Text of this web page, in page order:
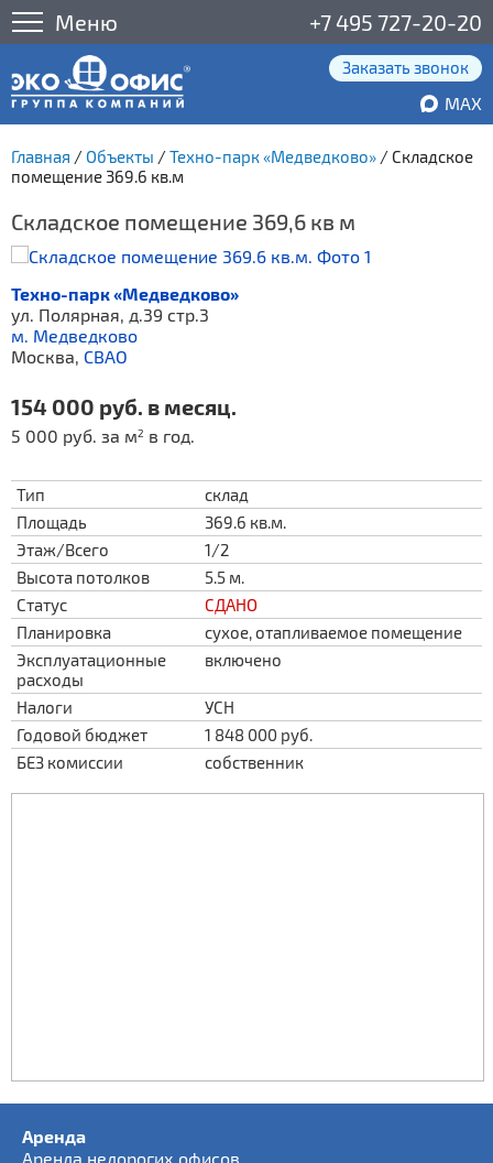
Меню +7 495 727-20-20
Заказать звонок
MAX
Главная / Объекты /Техно-парк «Медведково» / Складское
помещение 369.6 кв.м
Складское помещение 369,6 кв м
Техно-парк «Медведково»
ул. Полярная, д.39 стр.3
м. Медведково
Москва, СВАО
154 000 руб. в месяц.
5 000 руб. за м2 в год.
Тип
склад
Площадь
369.6 кв.м.
Этаж/Всего
1/2
Высота потолков
5.5 м.
Статус
СДАНО
Планировка
сухое, отапливаемое помещение
Эксплуатационные
расходы
включено
Налоги
УСН
Годовой бюджет
1 848 000 руб.
БЕЗ комиссии
собственник
Аренда
Аренда недорогих офисов